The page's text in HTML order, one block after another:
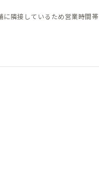
隣接しているため営業時間